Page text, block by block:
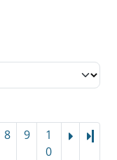
8 9
1
0